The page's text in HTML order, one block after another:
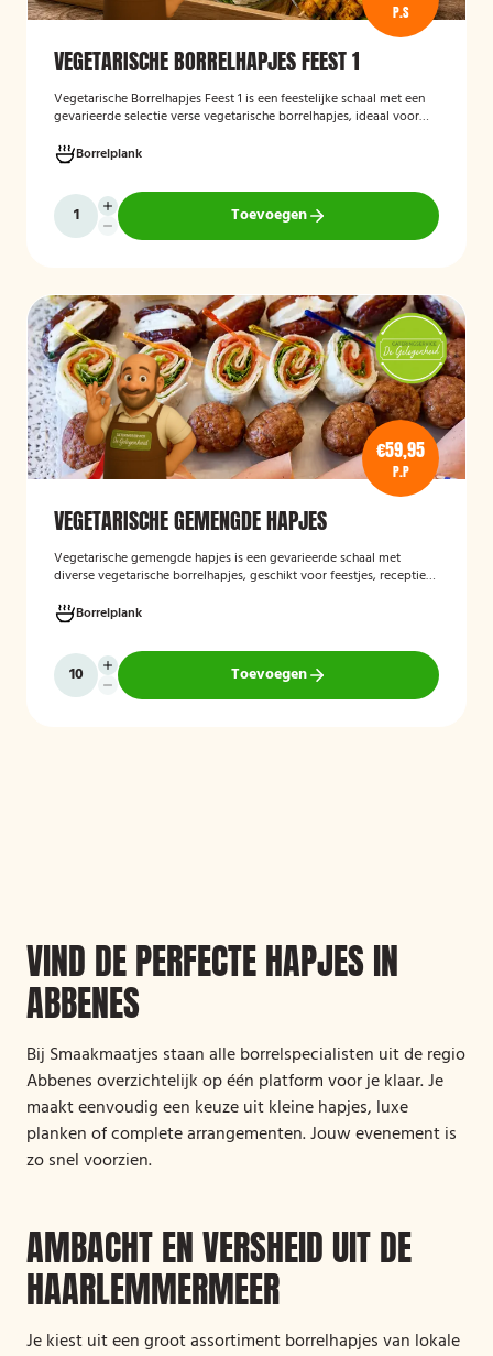
P.S
VEGETARISCHE BORRELHAPJES FEEST 1
Vegetarische Borrelhapjes Feest 1 is een feestelijke schaal met een
gevarieerde selectie verse vegetarische borrelhapjes, ideaal voor
vers bereid en verzorgd gepresenteerd, zodat gasten kunnen
genieten van een smaakvolle en volledig vegetarische
borrelervaring.
Borrelplank
Toevoegen
€59,95
P.P
VEGETARISCHE GEMENGDE HAPJES
Vegetarische gemengde hapjes is een gevarieerde schaal met
diverse vegetarische borrelhapjes, geschikt voor feestjes, recepties
smaakvolle vegetarische snacks en biedt een afwisselend
assortiment voor gasten die geen vlees eten.
Borrelplank
Toevoegen
VIND DE PERFECTE HAPJES IN
ABBENES
Bij Smaakmaatjes staan alle borrelspecialisten uit de regio
Abbenes overzichtelijk op één platform voor je klaar. Je
maakt eenvoudig een keuze uit kleine hapjes, luxe
planken of complete arrangementen. Jouw evenement is
zo snel voorzien.
AMBACHT EN VERSHEID UIT DE
HAARLEMMERMEER
Je kiest uit een groot assortiment borrelhapjes van lokale